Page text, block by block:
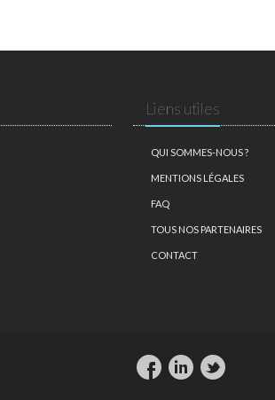
Liens utiles
QUI SOMMES-NOUS ?
MENTIONS LÉGALES
FAQ
TOUS NOS PARTENAIRES
CONTACT